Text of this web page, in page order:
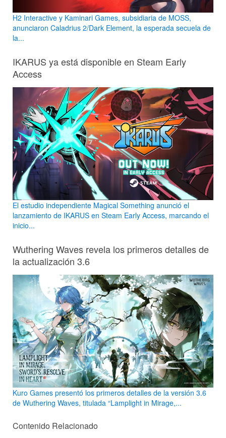
H2 Interactive y Kaminari Games, subsidiaria de MOSS,
anunciaron Caladrius 2/Dark Element, la esperada secuela de
la...
IKARUS ya está disponible en Steam Early
Access
El estudio independiente Magical Something anunció el
lanzamiento de IKARUS en Steam Early Access, marcando el
inicio...
Wuthering Waves revela los primeros detalles de
la actualización 3.6
Kuro Games presentó los primeros detalles de la versión 3.6
de Wuthering Waves, titulada “Lamplight in Mirage,...
Contenido Relacionado